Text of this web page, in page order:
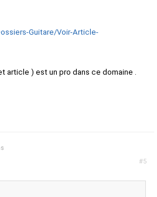
Guitare/Voir-Article-
article ) est un pro dans ce domaine .
#5